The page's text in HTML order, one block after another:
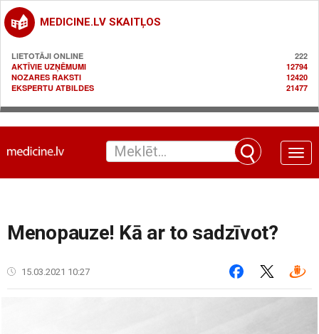
MEDICINE.LV SKAITĻOS
LIETOTĀJI ONLINE
222
AKTĪVIE UZŅĒMUMI
12794
NOZARES RAKSTI
12420
EKSPERTU ATBILDES
21477
Toggle
Menopauze! Kā ar to sadzīvot?
15.03.2021 10:27